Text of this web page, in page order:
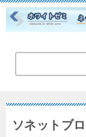
ソネットブ